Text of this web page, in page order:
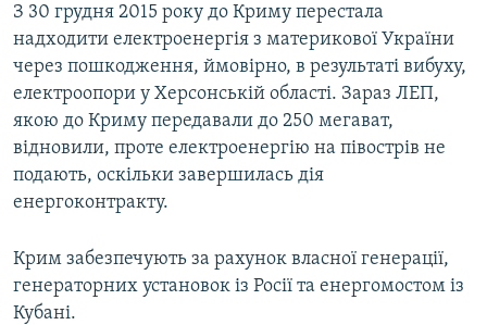
З 30 грудня 2015 року до Криму перестала
надходити електроенергія з материкової України
через пошкодження, ймовірно, в результаті вибуху,
електроопори у Херсонській області. Зараз ЛЕП,
якою до Криму передавали до 250 мегават,
відновили, проте електроенергію на півострів не
подають, оскільки завершилась дія
енергоконтракту.
Крим забезпечують за рахунок власної генерації,
генераторних установок із Росії та енергомостом із
Кубані.